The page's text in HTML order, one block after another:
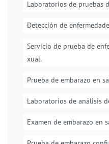
Laboratorios de pruebas
Detección de
Servicio de prueba de
xual.
Prueba de embarazo en
Laboratorios de análisis
Examen de embarazo en